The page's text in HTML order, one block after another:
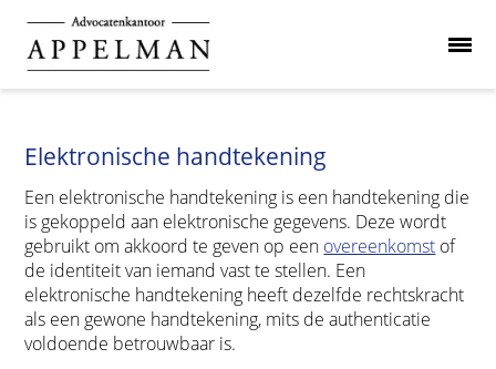
Elektronische handtekening
Een elektronische handtekening is een handtekening die
is gekoppeld aan elektronische gegevens. Deze wordt
gebruikt om akkoord te geven op een overeenkomst of
de identiteit van iemand vast te stellen. Een
elektronische handtekening heeft dezelfde rechtskracht
als een gewone handtekening, mits de authenticatie
voldoende betrouwbaar is.